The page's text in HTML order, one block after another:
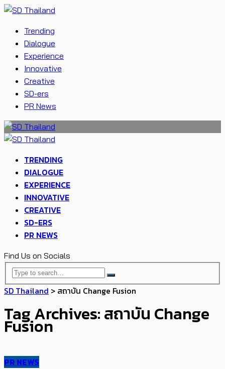
Trending
Dialogue
Experience
Innovative
Creative
SD-ers
PR News
TRENDING
DIALOGUE
EXPERIENCE
INNOVATIVE
CREATIVE
SD-ERS
PR NEWS
Find Us on Socials
SD Thailand > สถาบัน Change Fusion
Tag Archives: สถาบัน Change
Fusion
PR NEWS